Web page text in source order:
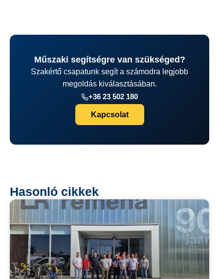
Műszaki segítségre van szükséged?
Szakértő csapatunk segít a számodra legjobb
megoldás kiválasztásában.
+36 23 502 180
Kapcsolat
Hasonló cikkek